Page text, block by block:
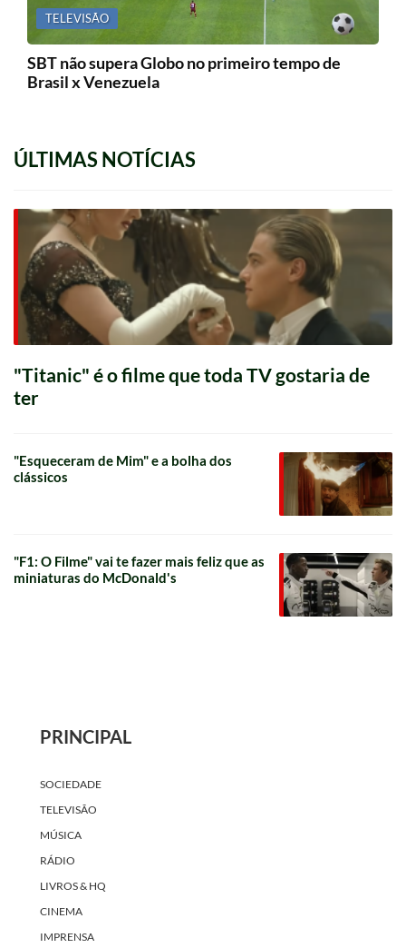
TELEVISÃO
SBT não supera Globo no primeiro tempo de
Brasil x Venezuela
ÚLTIMAS NOTÍCIAS
"Titanic" é o filme que toda TV gostaria de
ter
"Esqueceram de Mim" e a bolha dos
clássicos
"F1: O Filme" vai te fazer mais feliz que as
miniaturas do McDonald's
PRINCIPAL
SOCIEDADE
TELEVISÃO
MÚSICA
RÁDIO
LIVROS & HQ
CINEMA
IMPRENSA